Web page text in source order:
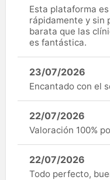
Esta plataforma
rápidamente y sin
barata que las
es fantástica.
23/07/2026
Encantado con el
22/07/2026
Valoración 100%
22/07/2026
Todo perfecto,